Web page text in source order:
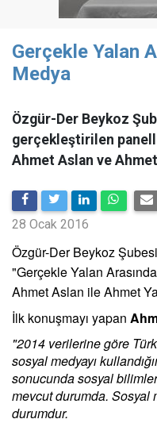
Gerçekle Yalan
Medya
Özgür-Der Beykoz
gerçekleştirilen
Ahmet Aslan ve
28 Ocak 2016
Özgür-Der Beykoz
"Gerçekle Yalan
Ahmet Aslan ile Ahmet
İlk konuşmayı yapan
"2014 verilerine göre
sosyal medyayı
sonucunda sosyal
mevcut durumda. Sosyal
durumdur.